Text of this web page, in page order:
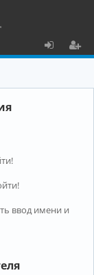
о
и
ввод имени и